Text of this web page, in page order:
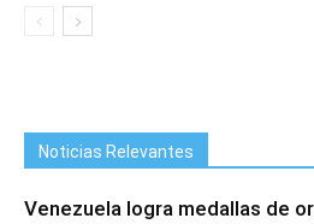
Noticias Relevantes
Venezuela logra medallas de